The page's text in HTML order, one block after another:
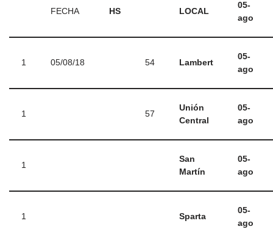
FECHA HS LOCAL
05-
ago
1 05/08/18 54 Lambert
05-
ago
1 57
Unión
Central
05-
ago
1
San
Martín
05-
ago
1 Sparta
05-
ago